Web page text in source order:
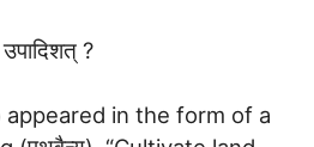
?
in the form of a